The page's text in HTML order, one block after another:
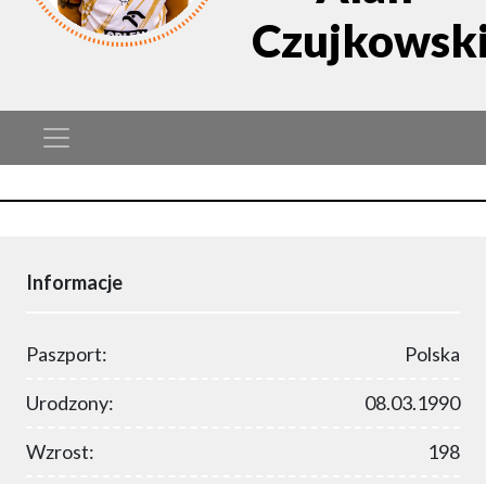
Informacje
Paszport: Polska
Urodzony: 08.03.1990
Wzrost: 198